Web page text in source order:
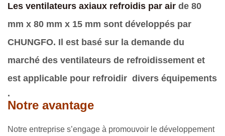
Les ventilateurs axiaux refroidis par air de 80
mm x 80 mm x 15 mm sont développés par
CHUNGFO. Il est basé sur la demande du
marché des ventilateurs de refroidissement et
est applicable pour refroidir divers équipements
.
Notre avantage
Notre entreprise s’engage à promouvoir le développement